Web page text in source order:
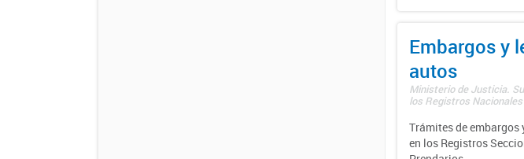
Embargos y
autos
Ministerio de Justicia.
los Registros
Trámites de
en los Registros